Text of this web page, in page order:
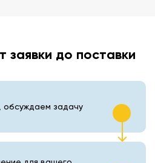
до поставки
обсуждаем задачу